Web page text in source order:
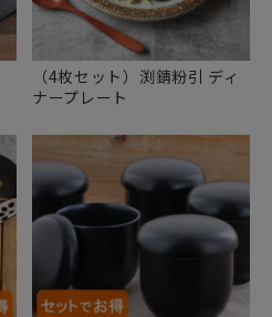
（4枚セット）渕錆粉引 ディ
ナープレート